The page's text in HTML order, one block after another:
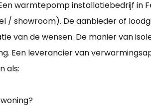
warmtepomp installatiebedrijf in
/ showroom). De aanbieder of
van de wensen. De manier van
Een leverancier van
als: